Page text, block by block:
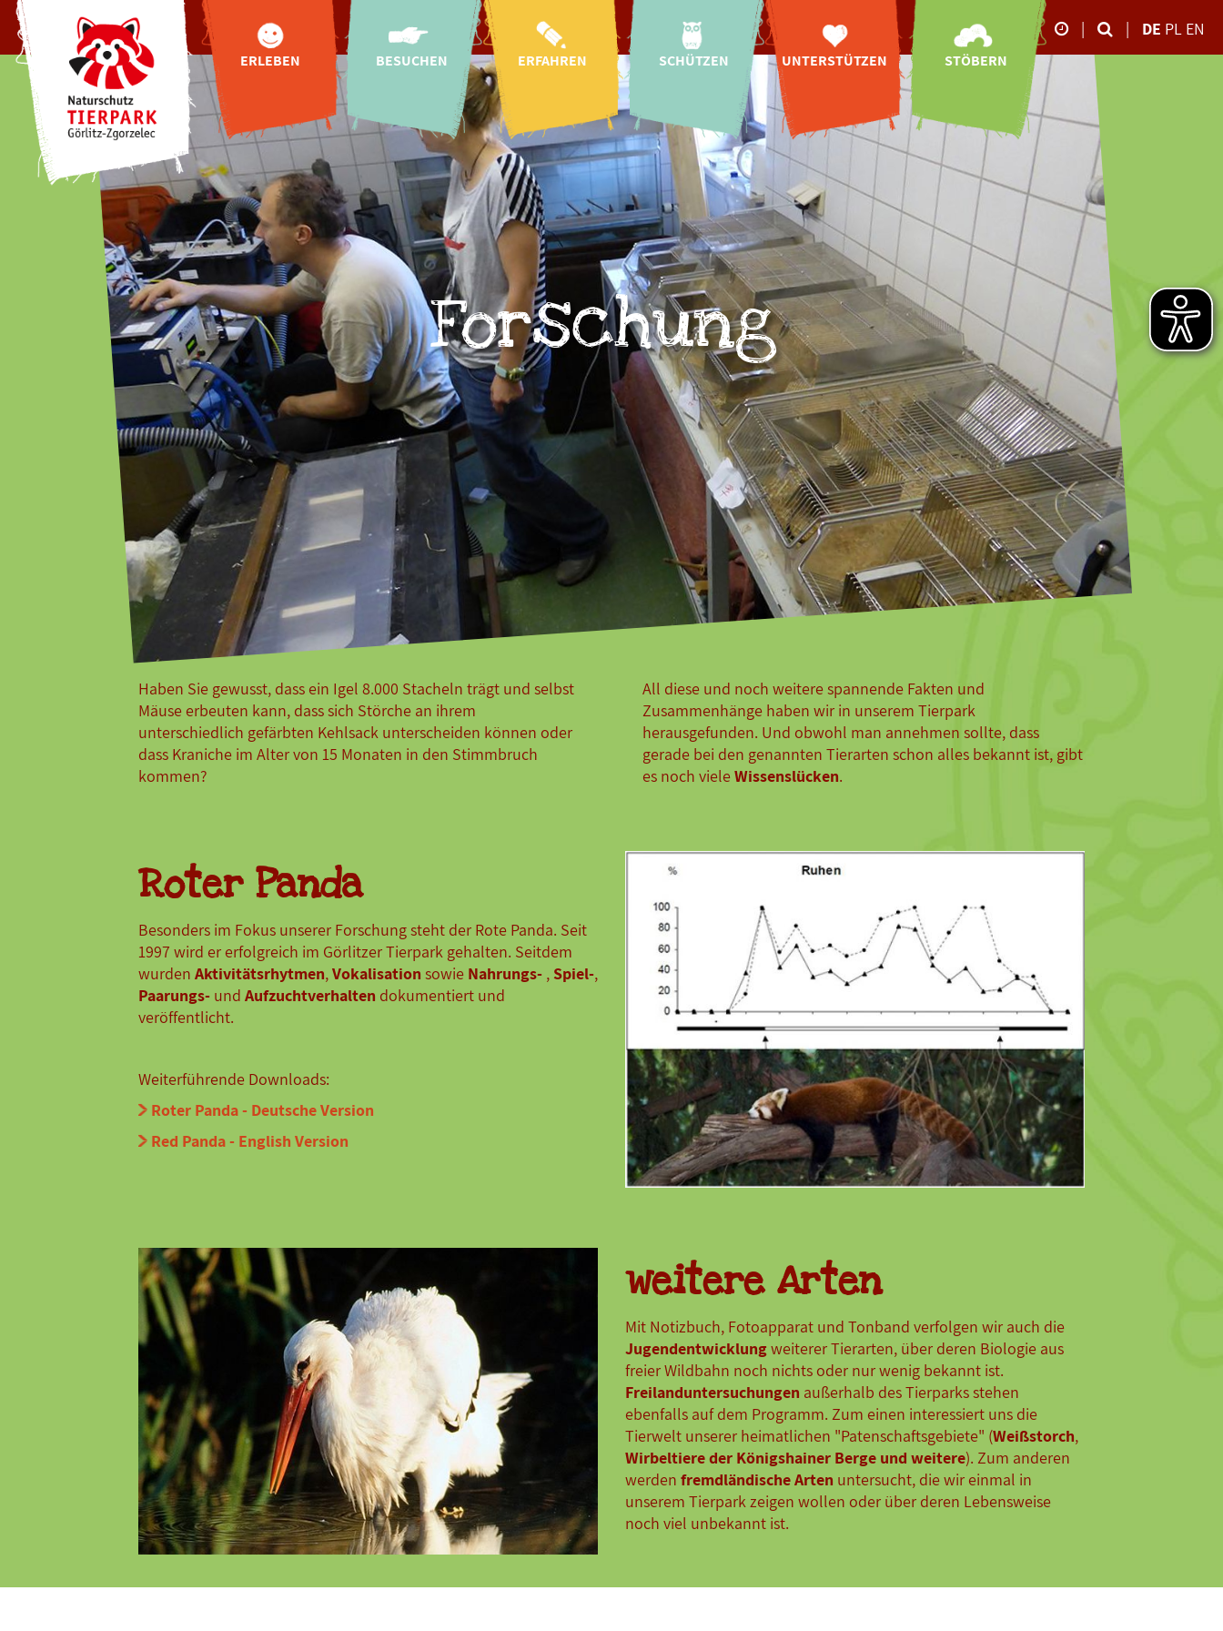
ERLEBEN
Tibetbären für
Görlitz
Tibetdorf
Oberlausitzer
Bauernhof
Highlights
Indoor-
Entdeckerwelt
"Wild Love Stories"
Natur-Schau-Spiel-
Plätze
exklusive
Tierbegegnungen
Feiern
Veranstaltungen
Ostern 2026
BESUCHEN
Öffnungszeiten
Zooplan
Preise
Online-Tickets
Hallo Baby!
Fütterungszeiten
Gastronomie
Urlaub im Zoo
Buchungsanfrage
ERFAHREN
Kindergärten &
Schulen
Bildung für
nachhaltige
Entwicklung
Mission &
Geschichte
Forschung
CICOlino
SCHÜTZEN
Wildtier-
Auffangstation
Regionale Projekte
Internationale
Projekte
Artenschutz-
Kampagnen
Insektengarten
Tierschutz
Artenschutz-
Spenden
UNTERSTÜTZEN
Anlage
Patenschaften
Sponsoring
Charity-Shopping
Helfen ohne Geld
Ehrenamt
Freundeskreis
Erbschaften
Spendenbescheid
STÖBERN
Videos
Impressionen
Storchen-Tagebuch
Downloads
Newsletter-
Anmeldung
Unsere Öffnungszeiten
26.10.-02.11.2025
09:00-17:00 Uhr
März bis Oktober
09:00 - 18:00 Uhr
November bis Februar
09:00 - 16:00 Uhr
| | DE PL EN
Forschung
Haben Sie gewusst, dass ein Igel 8.000 Stacheln trägt und selbst
Mäuse erbeuten kann, dass sich Störche an ihrem
unterschiedlich gefärbten Kehlsack unterscheiden können oder
dass Kraniche im Alter von 15 Monaten in den Stimmbruch
kommen?
All diese und noch weitere spannende Fakten und
Zusammenhänge haben wir in unserem Tierpark
herausgefunden. Und obwohl man annehmen sollte, dass
gerade bei den genannten Tierarten schon alles bekannt ist, gibt
es noch vieleWissenslücken.
Roter Panda
Besonders im Fokus unserer Forschung steht der Rote Panda. Seit
1997 wird er erfolgreich im Görlitzer Tierpark gehalten. Seitdem
wurden Aktivitätsrhytmen,Vokalisation sowie Nahrungs- ,Spiel-,
Paarungs- und Aufzuchtverhalten dokumentiert und
veröffentlicht.
Weiterführende Downloads:
Roter Panda - Deutsche Version
Red Panda - English Version
weitere Arten
Mit Notizbuch, Fotoapparat und Tonband verfolgen wir auch die
Jugendentwicklungweiterer Tierarten, über deren Biologie aus
freier Wildbahn noch nichts oder nur wenig bekannt ist.
Freilanduntersuchungen außerhalb des Tierparks stehen
ebenfalls auf dem Programm. Zum einen interessiert uns die
Tierwelt unserer heimatlichen "Patenschaftsgebiete" (Weißstorch,
Wirbeltiere der Königshainer Berge und weitere). Zum anderen
werden fremdländische Arten untersucht, die wir einmal in
unserem Tierpark zeigen wollen oder über deren Lebensweise
noch viel unbekannt ist.